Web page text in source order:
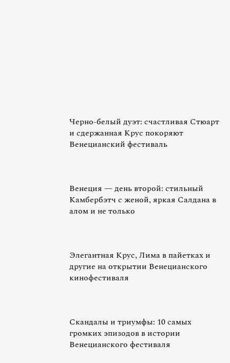
Черно-белый дуэт: счастливая Стюарт
и сдержанная Крус покоряют
Венецианский фестиваль
Венеция — день второй: стильный
Камбербэтч с женой, яркая Салдана в
алом и не только
Элегантная Крус, Лима в пайетках и
другие на открытии Венецианского
кинофестиваля
Скандалы и триумфы: 10 самых
громких эпизодов в истории
Венецианского фестиваля